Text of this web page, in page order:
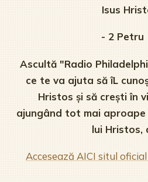
Isus
- 2 Petru
Ascultă "Radio
ce te va ajuta să îL
Hristos și să crești în
ajungând tot mai
lui Hristos,
Accesează AICI situl